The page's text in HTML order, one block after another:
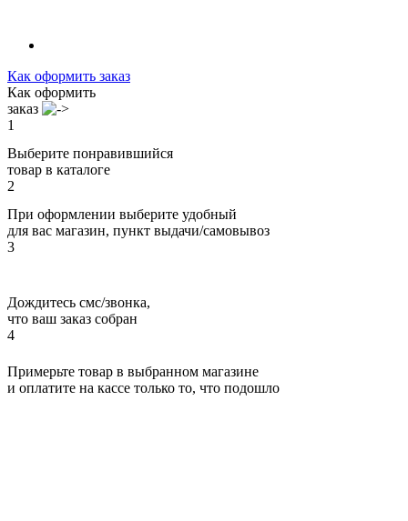
Как оформить заказ
Как оформить
заказ
1
Выберите понравившийся
товар в каталоге
2
При оформлении выберите удобный
для вас магазин, пункт выдачи/самовывоз
3
Дождитесь смс/звонка,
что ваш заказ собран
4
Примерьте товар в выбранном магазине
и оплатите на кассе только то, что подошло